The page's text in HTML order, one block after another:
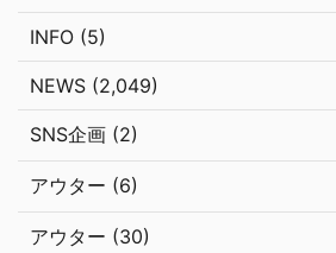
INFO (5)
NEWS (2,049)
SNS企画 (2)
アウター (6)
アウター (30)